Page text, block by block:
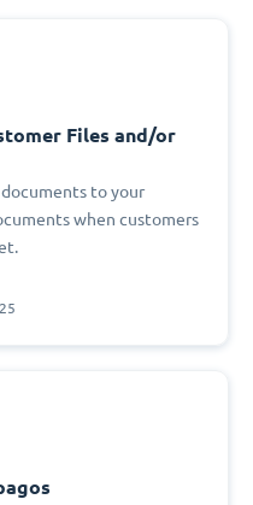
Files and/or
to your
when customers